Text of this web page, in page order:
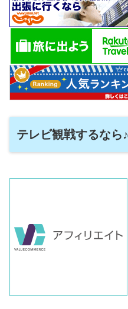
テレビ観戦するなら♪